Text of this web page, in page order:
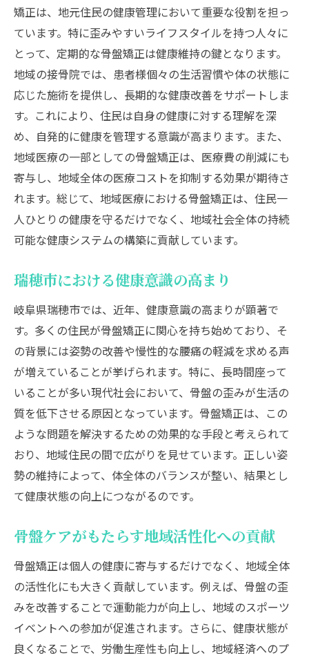
矯正は、地元住民の健康管理において重要な役割を担っ
ています。特に歪みやすいライフスタイルを持つ人々に
とって、定期的な骨盤矯正は健康維持の鍵となります。
地域の接骨院では、患者様個々の生活習慣や体の状態に
応じた施術を提供し、長期的な健康改善をサポートしま
す。これにより、住民は自身の健康に対する理解を深
め、自発的に健康を管理する意識が高まります。また、
地域医療の一部としての骨盤矯正は、医療費の削減にも
寄与し、地域全体の医療コストを抑制する効果が期待さ
れます。総じて、地域医療における骨盤矯正は、住民一
人ひとりの健康を守るだけでなく、地域社会全体の持続
可能な健康システムの構築に貢献しています。
瑞穂市における健康意識の高まり
岐阜県瑞穂市では、近年、健康意識の高まりが顕著で
す。多くの住民が骨盤矯正に関心を持ち始めており、そ
の背景には姿勢の改善や慢性的な腰痛の軽減を求める声
が増えていることが挙げられます。特に、長時間座って
いることが多い現代社会において、骨盤の歪みが生活の
質を低下させる原因となっています。骨盤矯正は、この
ような問題を解決するための効果的な手段と考えられて
おり、地域住民の間で広がりを見せています。正しい姿
勢の維持によって、体全体のバランスが整い、結果とし
て健康状態の向上につながるのです。
骨盤ケアがもたらす地域活性化への貢献
骨盤矯正は個人の健康に寄与するだけでなく、地域全体
の活性化にも大きく貢献しています。例えば、骨盤の歪
みを改善することで運動能力が向上し、地域のスポーツ
イベントへの参加が促進されます。さらに、健康状態が
良くなることで、労働生産性も向上し、地域経済へのプ